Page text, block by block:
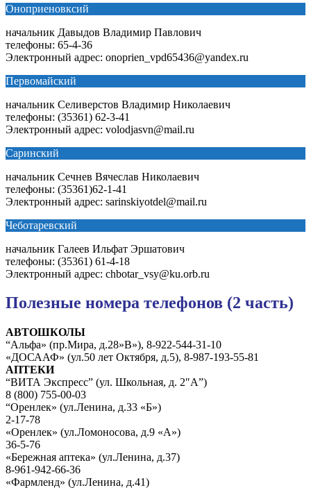
Оноприеновксий
начальник Давыдов Владимир Павлович
телефоны: 65-4-36
Электронный адрес: onoprien_vpd65436@yandex.ru
Первомайский
начальник Селиверстов Владимир Николаевич
телефоны: (35361) 62-3-41
Электронный адрес: volodjasvn@mail.ru
Саринский
начальник Сечнев Вячеслав Николаевич
телефоны: (35361)62-1-41
Электронный адрес: sarinskiyotdel@mail.ru
Чеботаревский
начальник Галеев Ильфат Эршатович
телефоны: (35361) 61-4-18
Электронный адрес: chbotar_vsy@ku.orb.ru
Полезные номера телефонов (2 часть)
АВТОШКОЛЫ
“Альфа» (пр.Мира, д.28»В»), 8-922-544-31-10
«ДОСААФ» (ул.50 лет Октября, д.5), 8-987-193-55-81
АПТЕКИ
“ВИТА Экспресс” (ул. Школьная, д. 2″А”)
8 (800) 755-00-03
“Оренлек» (ул.Ленина, д.33 «Б»)
2-17-78
«Оренлек» (ул.Ломоносова, д.9 «А»)
36-5-76
«Бережная аптека» (ул.Ленина, д.37)
8-961-942-66-36
«Фармленд» (ул.Ленина, д.41)